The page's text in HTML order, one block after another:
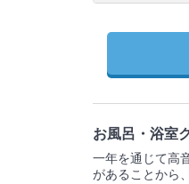
お風呂・浴室
一年を通じて高
があることから